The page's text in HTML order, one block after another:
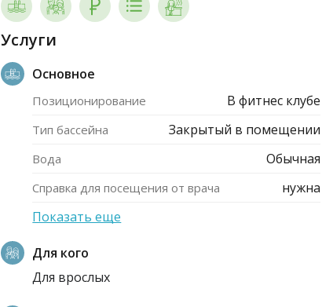
Услуги
Основное
Позиционирование В фитнес клубе
Тип бассейна Закрытый в помещении
Вода Обычная
Справка для посещения от врача
нужна
Показать еще
Для кого
Для врослых